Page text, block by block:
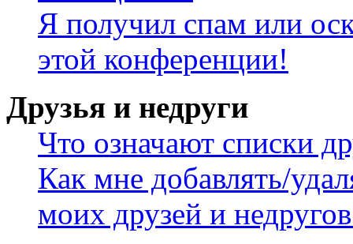
Я получил спам или
этой конференции!
Друзья и недруги
Что означают списки
Как мне добавлять/
моих друзей и